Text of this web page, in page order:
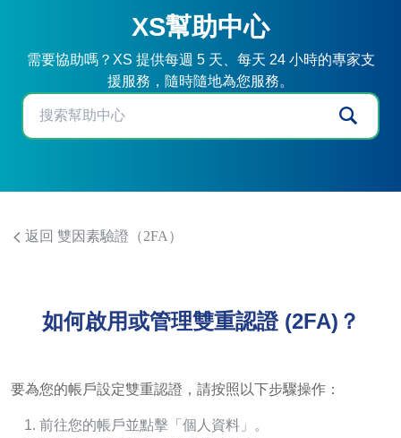
XS幫助中心
需要協助嗎？XS 提供每週 5 天、每天 24 小時的專家支
援服務，隨時隨地為您服務。
返回 雙因素驗證（2FA）
如何啟用或管理雙重認證 (2FA)？
要為您的帳戶設定雙重認證，請按照以下步驟操作：
前往您的帳戶並點擊「個人資料」。